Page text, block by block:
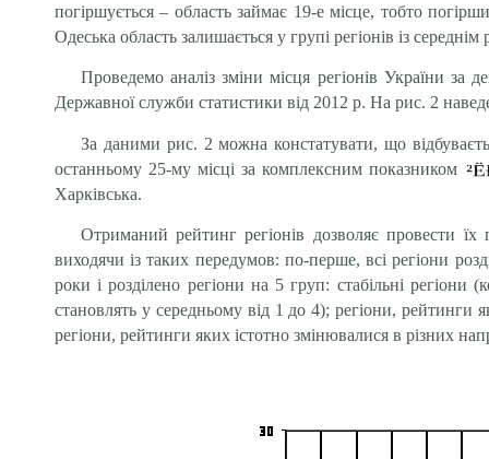
погіршується – область займає 19-е місце, тобто
Одеська область залишається у групі регіонів із
Проведемо аналіз зміни місця регіонів України за
Державної служби статистики від 2012 р. На рис. 2
За даними рис. 2 можна констатувати, що
останньому 25-му місці за комплексним показником
Харківська.
Отриманий рейтинг регіонів дозволяє провести
виходячи із таких передумов: по-перше, всі регіони
роки і розділено регіони на 5 груп: стабільні
становлять у середньому від 1 до 4); регіони,
регіони, рейтинги яких істотно змінювалися в різних